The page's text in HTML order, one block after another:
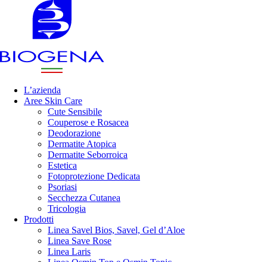
L’azienda
Aree Skin Care
Cute Sensibile
Couperose e Rosacea
Deodorazione
Dermatite Atopica
Dermatite Seborroica
Estetica
Fotoprotezione Dedicata
Psoriasi
Secchezza Cutanea
Tricologia
Prodotti
Linea Savel Bios, Savel, Gel d’Aloe
Linea Save Rose
Linea Laris